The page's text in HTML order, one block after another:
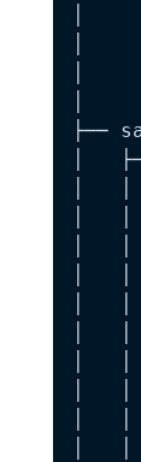
│
│
│
│
├──
│
│   │
│   │
│   │
│
│
│
│
│   │
│   │
│   │